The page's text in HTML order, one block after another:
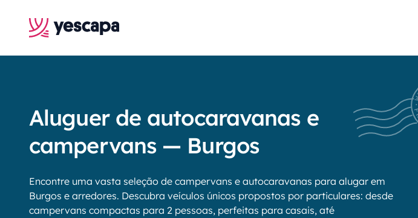
Aluguer de autocaravanas e
campervans — Burgos
Encontre uma vasta seleção de campervans e autocaravanas para alugar em
Burgos e arredores. Descubra veículos únicos propostos por particulares: desde
campervans compactas para 2 pessoas, perfeitas para casais, até